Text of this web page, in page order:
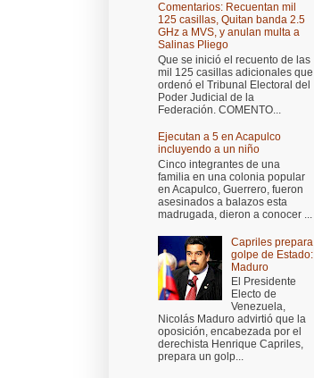
Comentarios: Recuentan mil
125 casillas, Quitan banda 2.5
GHz a MVS, y anulan multa a
Salinas Pliego
Que se inició el recuento de las
mil 125 casillas adicionales que
ordenó el Tribunal Electoral del
Poder Judicial de la
Federación. COMENTO...
Ejecutan a 5 en Acapulco
incluyendo a un niño
Cinco integrantes de una
familia en una colonia popular
en Acapulco, Guerrero, fueron
asesinados a balazos esta
madrugada, dieron a conocer ...
Capriles prepara
golpe de Estado:
Maduro
El Presidente
Electo de
Venezuela,
Nicolás Maduro advirtió que la
oposición, encabezada por el
derechista Henrique Capriles,
prepara un golp...